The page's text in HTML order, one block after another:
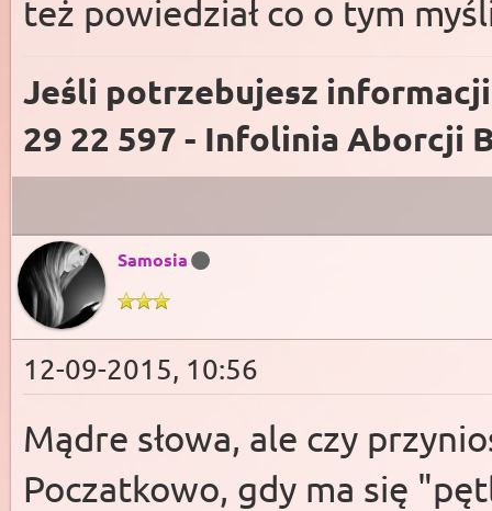
też powiedział co o tym
Jeśli potrzebujesz
29 22 597 - Infolinia Aborcji
Samosia
12-09-2015, 10:56
Mądre słowa, ale czy
Poczatkowo, gdy ma się